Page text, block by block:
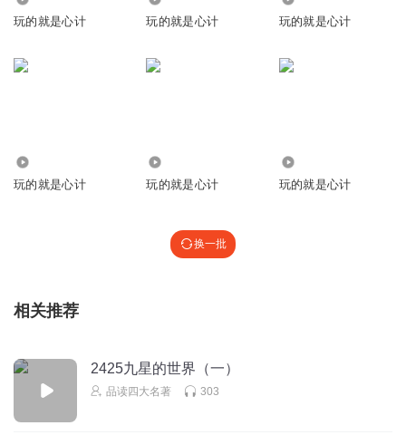
玩的就是心计 玩的就是心计 玩的就是心计
玩的就是心计 玩的就是心计 玩的就是心计
换一批
相关推荐
2425九星的世界（一）
品读四大名著 303